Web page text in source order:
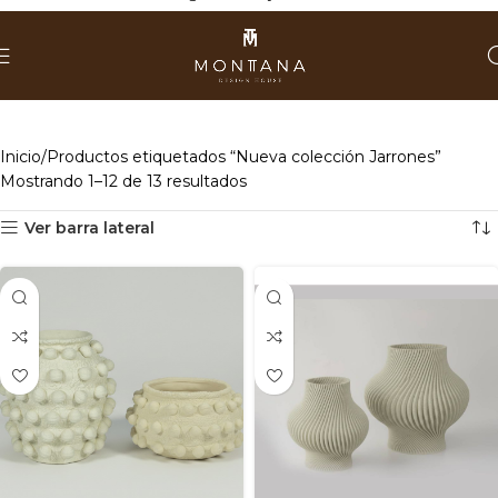
Inicio Productos etiquetados “Nueva colección Jarrones”
Mostrando 1–12 de 13 resultados
Ver barra lateral